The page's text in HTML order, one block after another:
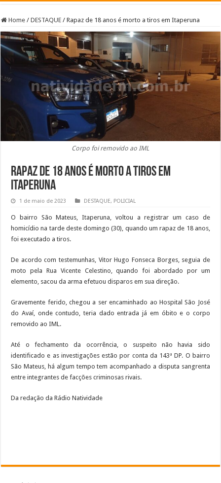
Home / DESTAQUE / Rapaz de 18 anos é morto a tiros em Itaperuna
Corpo foi removido ao IML
Rapaz de 18 anos é morto a tiros em
Itaperuna
1 de maio de 2023 DESTAQUE, POLICIAL
O bairro São Mateus, Itaperuna, voltou a registrar um caso de
homicídio na tarde deste domingo (30), quando um rapaz de 18 anos,
foi executado a tiros.
De acordo com testemunhas, Vitor Hugo Fonseca Borges, seguia de
moto pela Rua Vicente Celestino, quando foi abordado por um
elemento, sacou da arma efetuou disparos em sua direção.
Gravemente ferido, chegou a ser encaminhado ao Hospital São José
do Avaí, onde contudo, teria dado entrada já em óbito e o corpo
removido ao IML.
Até o fechamento da ocorrência, o suspeito não havia sido
identificado e as investigações estão por conta da 143ª DP. O bairro
São Mateus, há algum tempo tem acompanhado a disputa sangrenta
entre integrantes de facções criminosas rivais.
Da redação da Rádio Natividade